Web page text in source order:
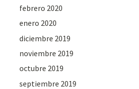
febrero 2020
enero 2020
diciembre 2019
noviembre 2019
octubre 2019
septiembre 2019